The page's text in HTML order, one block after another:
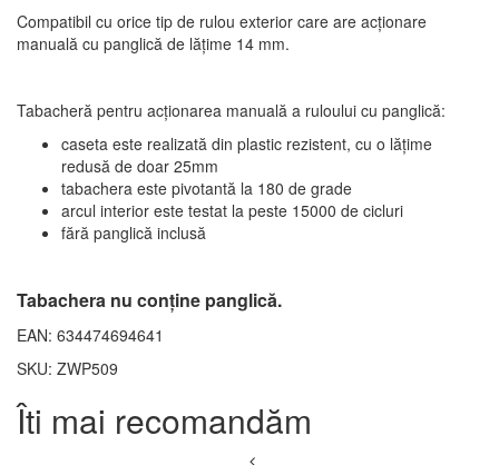
Compatibil cu orice tip de rulou exterior care are acționare
manuală cu panglică de lățime 14 mm.
Tabacheră pentru acționarea manuală a ruloului cu panglică:
caseta este realizată din plastic rezistent, cu o lățime
redusă de doar 25mm
tabachera este pivotantă la 180 de grade
arcul interior este testat la peste 15000 de cicluri
fără panglică inclusă
Tabachera nu conține panglică.
EAN: 634474694641
SKU: ZWP509
Îti mai recomandăm